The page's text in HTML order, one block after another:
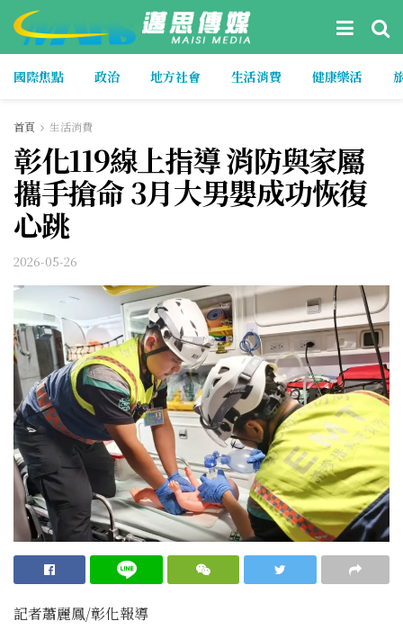
國際焦點 政治 地方社會 生活消費 健康樂活
首頁 生活消費
彰化119線上指導 消防與家屬
攜手搶命 3月大男嬰成功恢復
心跳
2026-05-26
記者蕭麗鳳/彰化報導